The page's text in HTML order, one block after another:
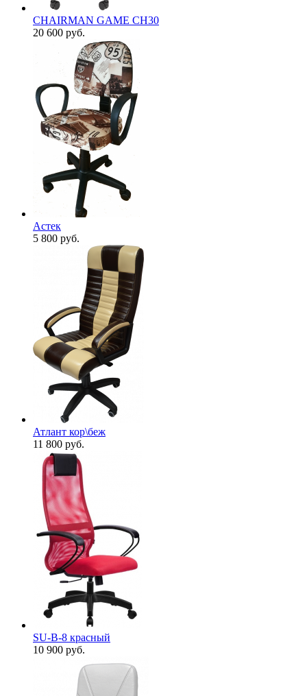
CHAIRMAN GAME CH30
20 600 руб.
Астек
5 800 руб.
Атлант кор\беж
11 800 руб.
SU-B-8 красный
10 900 руб.